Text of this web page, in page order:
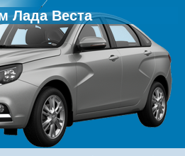
Лада Веста